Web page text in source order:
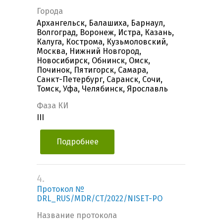
Города
Архангельск, Балашиха, Барнаул,
Волгоград, Воронеж, Истра, Казань,
Калуга, Кострома, Кузьмоловский,
Москва, Нижний Новгород,
Новосибирск, Обнинск, Омск,
Починок, Пятигорск, Самара,
Санкт-Петербург, Саранск, Сочи,
Томск, Уфа, Челябинск, Ярославль
Фаза КИ
Подробнее
4.
Протокол №
DRL_RUS/MDR/CT/2022/NISET-PO
Название протокола